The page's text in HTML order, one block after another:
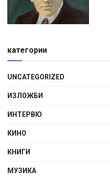
категории
UNCATEGORIZED
ИЗЛОЖБИ
ИНТЕРВЮ
КИНО
КНИГИ
МУЗИКА